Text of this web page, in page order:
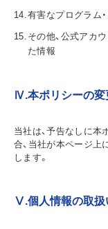
有害なプログラム
その他、公式アカ
た情報
Ⅳ.本ポリシーの変
当社は、予告なしに
合、当社が本ページ
します。
Ⅴ.個人情報の取扱